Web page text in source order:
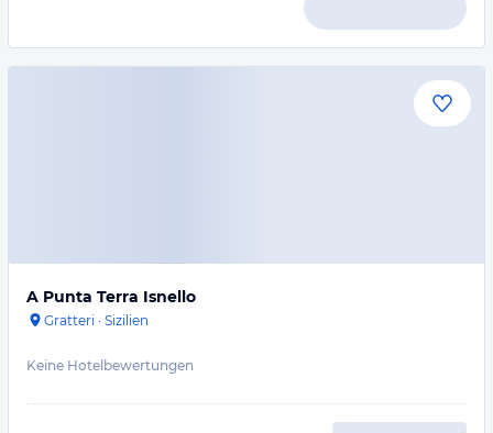
A Punta Terra Isnello
Gratteri · Sizilien
Keine Hotelbewertungen